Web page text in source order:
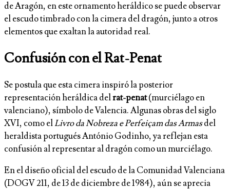
de Aragón, en este ornamento heráldico se puede observar
el escudo timbrado con la cimera del dragón, junto a otros
elementos que exaltan la autoridad real.
Confusión con el Rat-Penat
Se postula que esta cimera inspiró la posterior
representación heráldica delrat-penat(murciélago en
valenciano), símbolo de Valencia. Algunas obras del siglo
XVI, como elLivro da Nobreza e Perfeiçam das Armasdel
heraldista portugués António Godinho, ya reflejan esta
confusión al representar al dragón como un murciélago.
En el diseño oficial del escudo de la Comunidad Valenciana
(DOGV 211, de 13 de diciembre de 1984), aún se aprecia